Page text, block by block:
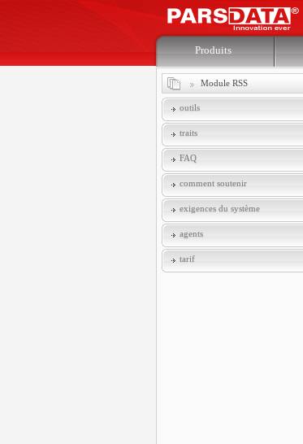
Produits
Module RSS
outils
traits
FAQ
comment soutenir
exigences du système
agents
tarif